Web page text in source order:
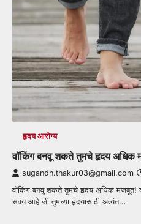
हृदय आरोग्य
वॉकिंग बनवू शकते तुमचे हृदय अधिक
sugandh.thakur03@gmail.com
वॉकिंग बनवू शकते तुमचे हृदय अधिक मजबूत!
सवय आहे जी तुमच्या हृदयासाठी अत्यंत…